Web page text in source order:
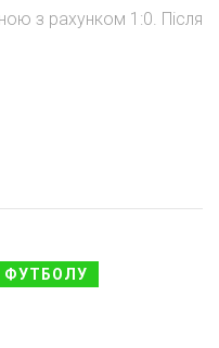
з рахунком 1:0. Після
ФУТБОЛУ